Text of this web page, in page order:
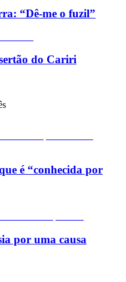
“Dê-me o fuzil”
do Cariri
é “conhecida por
por uma causa